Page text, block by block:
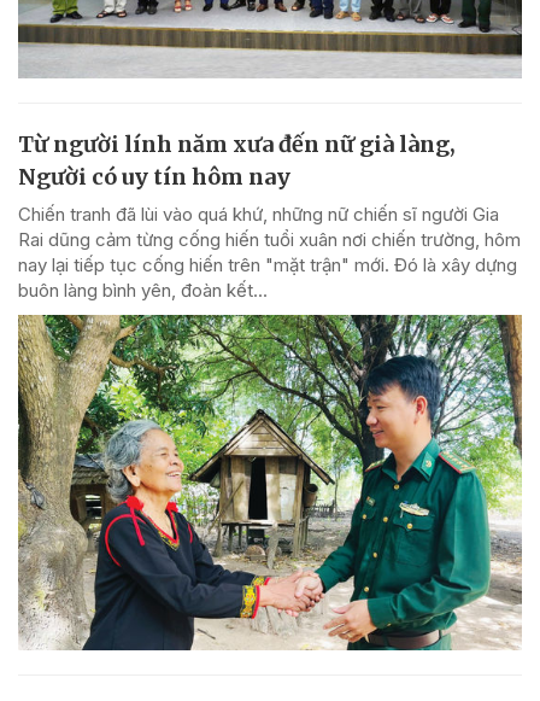
Từ người lính năm xưa đến nữ già làng,
Người có uy tín hôm nay
Chiến tranh đã lùi vào quá khứ, những nữ chiến sĩ người Gia
Rai dũng cảm từng cống hiến tuổi xuân nơi chiến trường, hôm
nay lại tiếp tục cống hiến trên "mặt trận" mới. Đó là xây dựng
buôn làng bình yên, đoàn kết...